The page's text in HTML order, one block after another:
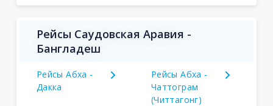
Рейсы Саудовская Аравия -
Бангладеш
Рейсы Абха -
Дакка
Рейсы Абха -
Чаттограм
(Читтагонг)